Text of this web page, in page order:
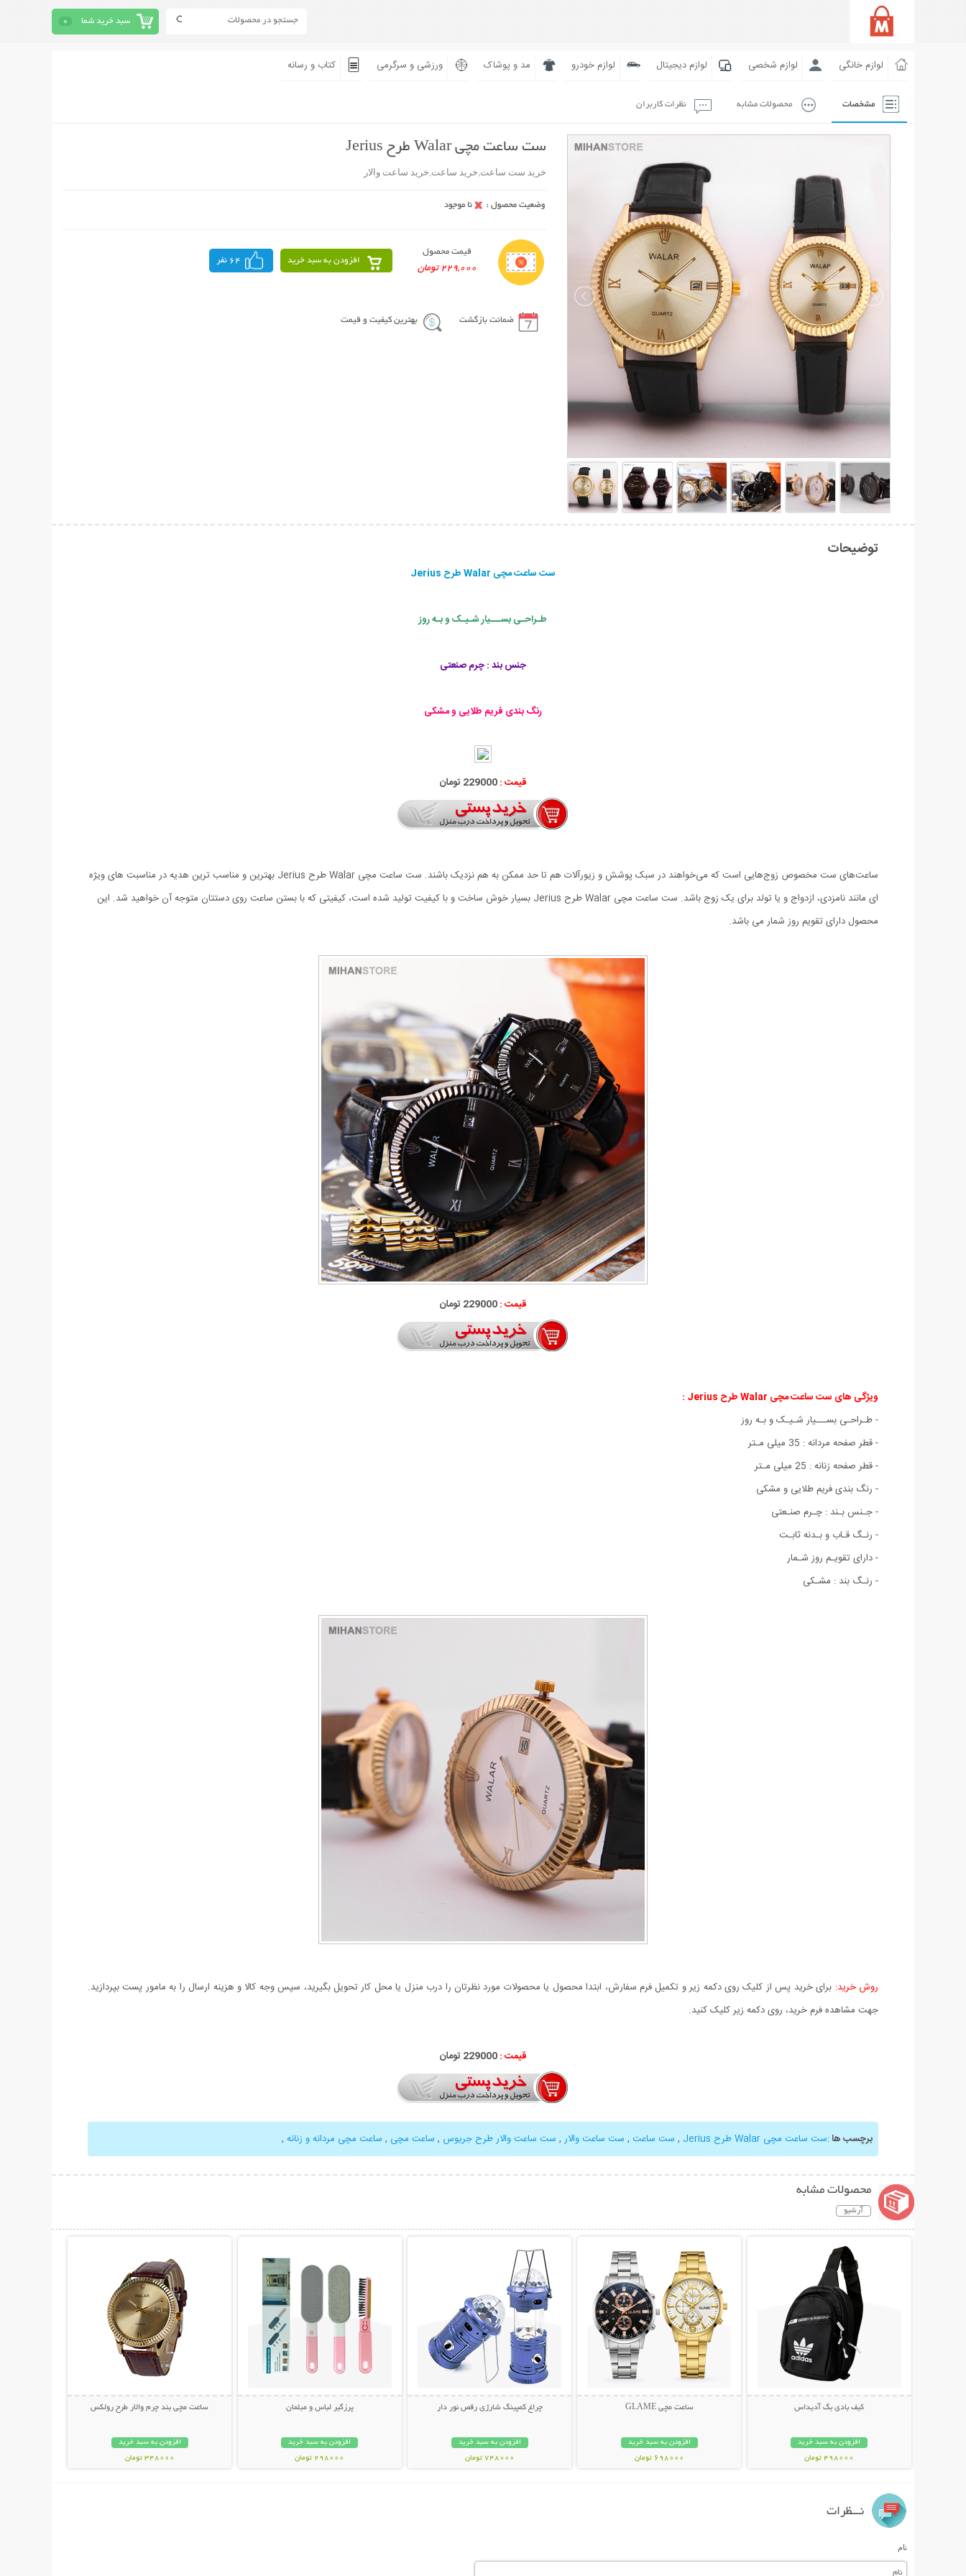
سبد خرید شما 0
لوازم خانگی لوازم شخصی لوازم دیجیتال لوازم خودرو مد و پوشاک ورزشی و سرگرمی کتاب و رسانه
مشخصات محصولات مشابه نظرات کاربران
ست ساعت مچی Walar طرح Jerius
خرید ست ساعت,خرید ساعت,خرید ساعت والار
قیمت محصول
229,000 تومان
افزودن به سبد خرید 64 نفر
ضمانت بازگشت بهترین کیفیت و قیمت
توضیحات
ست ساعت مچی Walar طرح Jerius
طـراحـی بســـیار شـیـک و بـه روز
جنس بند : چرم صنعتی
رنگ بندی فریم طلایی و مشکی
قیمت :229000 تومان
ساعت‌های ست مخصوص زوج‌هایی است که می‌خواهند در سبک پوشش و زیورآلات هم تا حد ممکن به هم نزدیک باشند. ست ساعت مچی Walar طرح Jerius بهترین و مناسب ترین هدیه در مناسبت های ویژه
ای مانند نامزدی، ازدواج و یا تولد برای یک زوج باشد. ست ساعت مچی Walar طرح Jerius بسیار خوش ساخت و با کیفیت تولید شده است، کیفیتی که با بستن ساعت روی دستتان متوجه آن خواهید شد. این
محصول دارای تقویم روز شمار می باشد.
قیمت :229000 تومان
ویژگی های ست ساعت مچی Walar طرح Jerius :
- طـراحـی بســـیار شـیـک و بـه روز
- قطر صفحه مردانه : 35 میلی مـتر
- قطر صفحه زنانه : 25 میلی مـتر
- رنگ بندی فریم طلایی و مشکی
- جـنس بـند : چـرم صنـعتی
- رنـگ قـاب و بـدنه ثابـت
- دارای تقویـم روز شـمار
- رنـگ بند : مشـکی
روش خرید: برای خرید پس از کلیک روی دکمه زیر و تکمیل فرم سفارش، ابتدا محصول یا محصولات مورد نظرتان را درب منزل یا محل کار تحویل بگیرید، سپس وجه کالا و هزینه ارسال را به مامور پست بپردازید.
جهت مشاهده فرم خرید، روی دکمه زیر کلیک کنید.
قیمت : 229000 تومان
برچسب ها:ست ساعت مچی Walar طرح Jerius , ست ساعت , ست ساعت والار , ست ساعت والار طرح جریوس , ساعت مچی , ساعت مچی مردانه و زنانه ,
محصولات مشابه
آرشیو
کیف بادی بگ آدیداس
افزودن به سبد خرید
498000 تومان
ساعت مچی GLAME
افزودن به سبد خرید
698000 تومان
چراغ کمپینگ شارژی رقص نور دار
افزودن به سبد خرید
748000 تومان
پرزگیر لباس و مبلمان
افزودن به سبد خرید
298000 تومان
ساعت مچی بند چرم والار طرح رولکس
افزودن به سبد خرید
348000 تومان
نـــظرات
نام